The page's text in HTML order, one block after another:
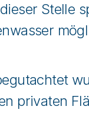
Stelle
privaten